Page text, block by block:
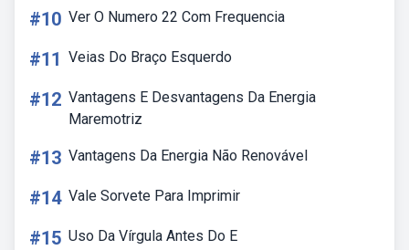
#10 Ver O Numero 22 Com Frequencia
#11 Veias Do Braço Esquerdo
#12 Vantagens E Desvantagens Da Energia
Maremotriz
#13 Vantagens Da Energia Não Renovável
#14 Vale Sorvete Para Imprimir
#15 Uso Da Vírgula Antes Do E